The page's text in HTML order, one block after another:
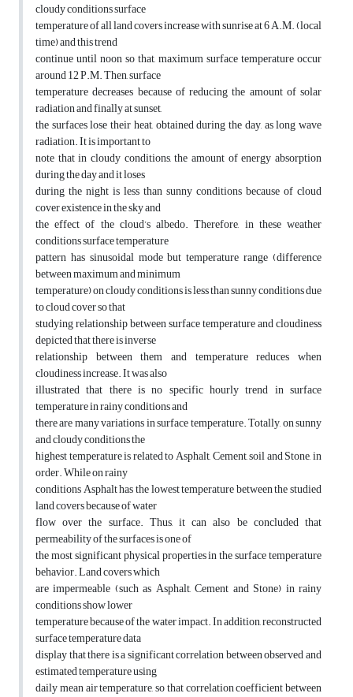
cloudy conditions surface
temperature of all land covers increase with sunrise at 6 A.M. (local
time) and this trend
continue until noon so that, maximum surface temperature occur
around 12 P.M. Then, surface
temperature decreases because of reducing the amount of solar
radiation and finally at sunset,
the surfaces lose their heat, obtained during the day, as long wave
radiation. It is important to
note that in cloudy conditions, the amount of energy absorption
during the day and it loses
during the night is less than sunny conditions because of cloud
cover existence in the sky and
the effect of the cloud’s albedo. Therefore, in these weather
conditions surface temperature
pattern has sinusoidal mode but temperature range (difference
between maximum and minimum
temperature) on cloudy conditions is less than sunny conditions due
to cloud cover so that
studying relationship between surface temperature and cloudiness
depicted that there is inverse
relationship between them and temperature reduces when
cloudiness increase. It was also
illustrated that there is no specific hourly trend in surface
temperature in rainy conditions and
there are many variations in surface temperature. Totally, on sunny
and cloudy conditions the
highest temperature is related to Asphalt, Cement, soil and Stone, in
order. While on rainy
conditions Asphalt has the lowest temperature between the studied
land covers because of water
flow over the surface. Thus, it can also be concluded that
permeability of the surfaces is one of
the most significant physical properties in the surface temperature
behavior. Land covers which
are impermeable (such as Asphalt, Cement and Stone) in rainy
conditions show lower
temperature because of the water impact. In addition, reconstructed
surface temperature data
display that there is a significant correlation between observed and
estimated temperature using
daily mean air temperature, so that correlation coefficient between